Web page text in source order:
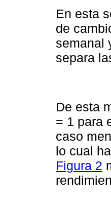
En esta
de
semanal
separa
De esta
= 1 para
caso
lo cual
Figura 2